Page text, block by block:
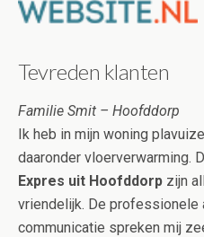
Tevreden klanten
Familie Smit – Hoofddorp
Ik heb in mijn woning
daaronder vloerverwarming.
Expres uit Hoofddorp zijn
vriendelijk. De professionele
communicatie spreken mij